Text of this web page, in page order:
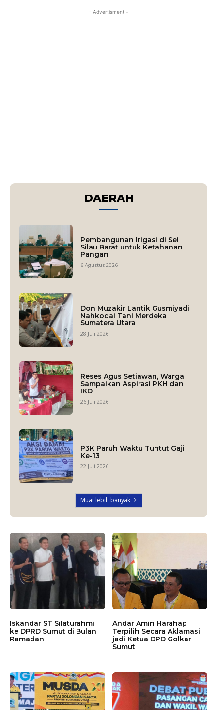
- Advertisment -
DAERAH
Pembangunan Irigasi di Sei
Silau Barat untuk Ketahanan
Pangan
6 Agustus 2026
Don Muzakir Lantik Gusmiyadi
Nahkodai Tani Merdeka
Sumatera Utara
28 Juli 2026
Reses Agus Setiawan, Warga
Sampaikan Aspirasi PKH dan
IKD
26 Juli 2026
P3K Paruh Waktu Tuntut Gaji
Ke-13
22 Juli 2026
Muat lebih banyak
Iskandar ST Silaturahmi
ke DPRD Sumut di Bulan
Ramadan
Andar Amin Harahap
Terpilih Secara Aklamasi
jadi Ketua DPD Golkar
Sumut